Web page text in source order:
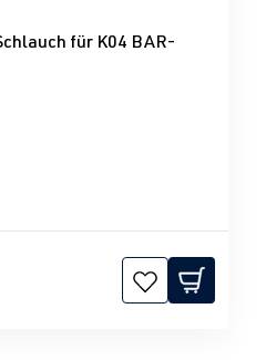
von 5 von 5 Sternen
für K04 BAR-